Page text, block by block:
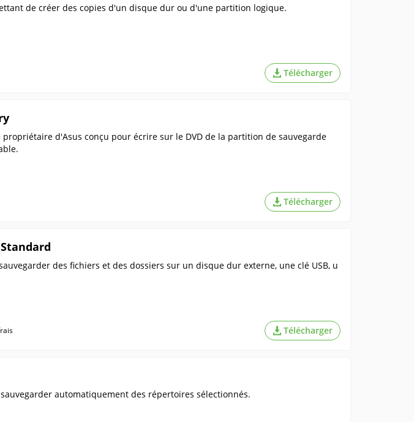
de créer des copies d'un disque dur ou d'une partition logique.
Télécharger
d'Asus conçu pour écrire sur le DVD de la partition de sauvegarde
Télécharger
des fichiers et des dossiers sur un disque dur externe, une clé USB, u
Télécharger
automatiquement des répertoires sélectionnés.